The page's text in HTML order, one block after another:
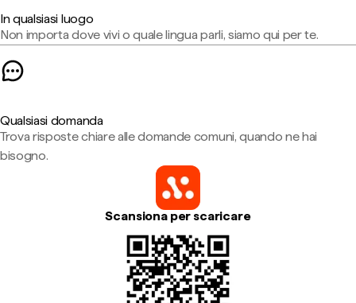
In qualsiasi luogo
Non importa dove vivi o quale lingua parli, siamo qui per te.
Qualsiasi domanda
Trova risposte chiare alle domande comuni, quando ne hai
bisogno.
Scansiona per scaricare